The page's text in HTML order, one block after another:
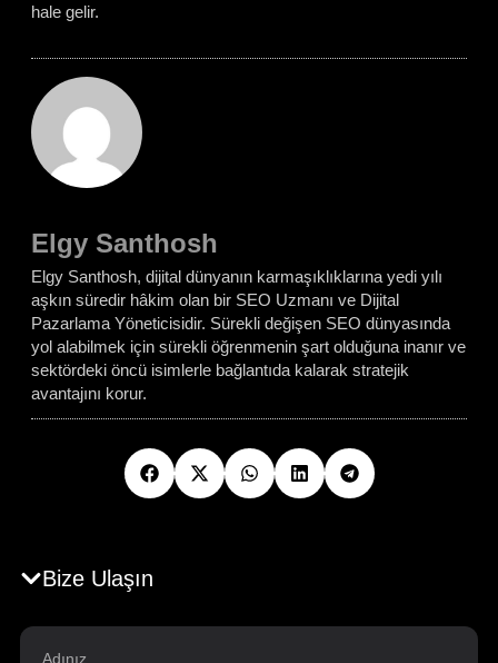
hale gelir.
Elgy Santhosh
Elgy Santhosh, dijital dünyanın karmaşıklıklarına yedi yılı
aşkın süredir hâkim olan bir SEO Uzmanı ve Dijital
Pazarlama Yöneticisidir. Sürekli değişen SEO dünyasında
yol alabilmek için sürekli öğrenmenin şart olduğuna inanır ve
sektördeki öncü isimlerle bağlantıda kalarak stratejik
avantajını korur.
Bize Ulaşın